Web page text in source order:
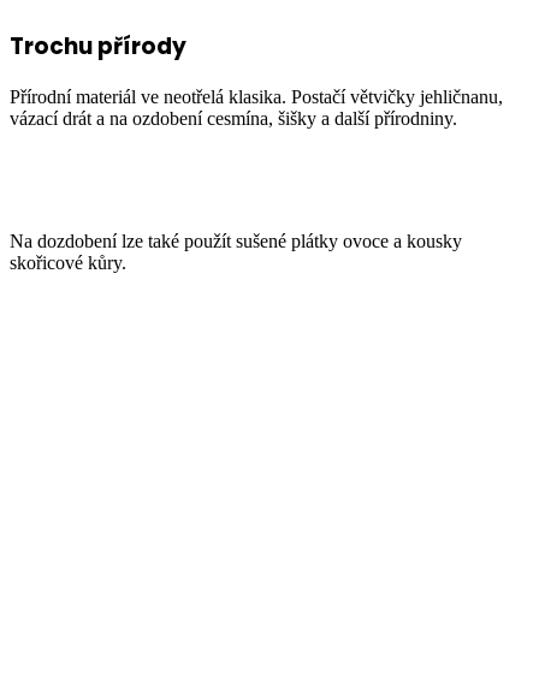
Trochu přírody
Přírodní materiál ve neotřelá klasika. Postačí větvičky jehličnanu,
vázací drát a na ozdobení cesmína, šišky a další přírodniny.
Na dozdobení lze také použít sušené plátky ovoce a kousky
skořicové kůry.